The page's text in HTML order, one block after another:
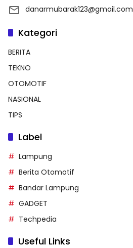
danarmubarak123@gmail.com
Kategori
BERITA
TEKNO
OTOMOTIF
NASIONAL
TIPS
Label
Lampung
Berita Otomotif
Bandar Lampung
GADGET
Techpedia
Useful Links